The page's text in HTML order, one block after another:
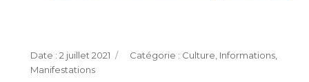
Publié
le
2 juillet 2021 Catégories
Culture Informations,
Manifestations